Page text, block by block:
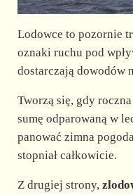
Lodowce to pozornie
oznaki ruchu pod
dostarczają dowodów
Tworzą się, gdy
sumę odparowaną w
panować zimna
stopniał całkowicie.
Z drugiej strony,